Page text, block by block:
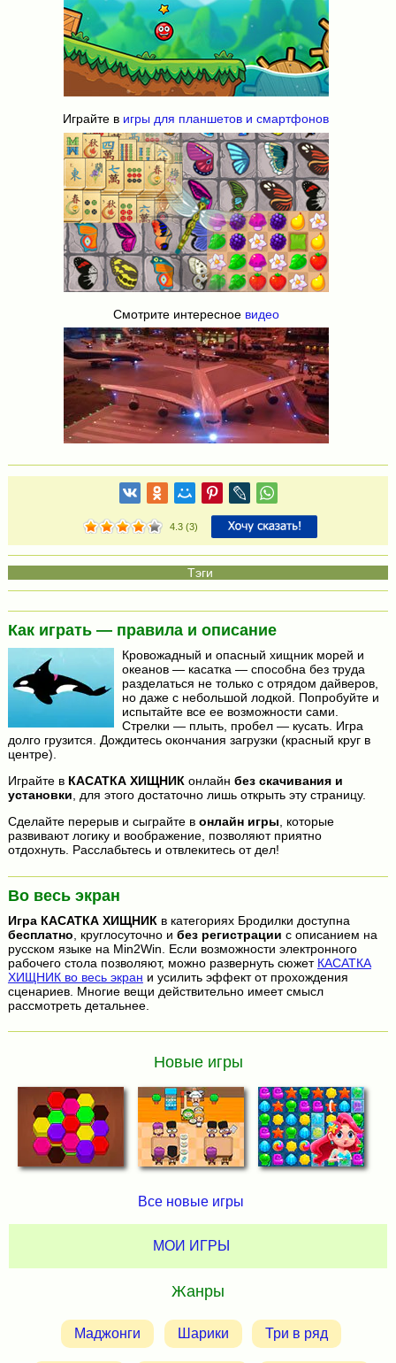
Играйте в игры для планшетов и смартфонов
Смотрите интересное видео
4.3(3)
Как играть — правила и описание
Кровожадный и опасный хищник морей и
океанов — касатка — способна без труда
разделаться не только с отрядом дайверов,
но даже с небольшой лодкой. Попробуйте и
испытайте все ее возможности сами.
Стрелки — плыть, пробел — кусать. Игра
долго грузится. Дождитесь окончания загрузки (красный круг в
центре).
Играйте в КАСАТКА ХИЩНИК онлайн без скачивания и
установки , для этого достаточно лишь открыть эту страницу.
Сделайте перерыв и сыграйте в онлайн игры, которые
развивают логику и воображение, позволяют приятно
отдохнуть. Расслабьтесь и отвлекитесь от дел!
Во весь экран
Игра КАСАТКА ХИЩНИК в категориях Бродилки доступна
бесплатно , круглосуточно и без регистрации с описанием на
русском языке на Min2Win. Если возможности электронного
рабочего стола позволяют, можно развернуть сюжет КАСАТКА
ХИЩНИК во весь экран и усилить эффект от прохождения
сценариев. Многие вещи действительно имеет смысл
рассмотреть детальнее.
Новые игры
Все новые игры
МОИ ИГРЫ
Жанры
Маджонги Шарики Три в ряд